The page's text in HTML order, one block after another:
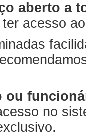
aberto a
acesso
ou
no